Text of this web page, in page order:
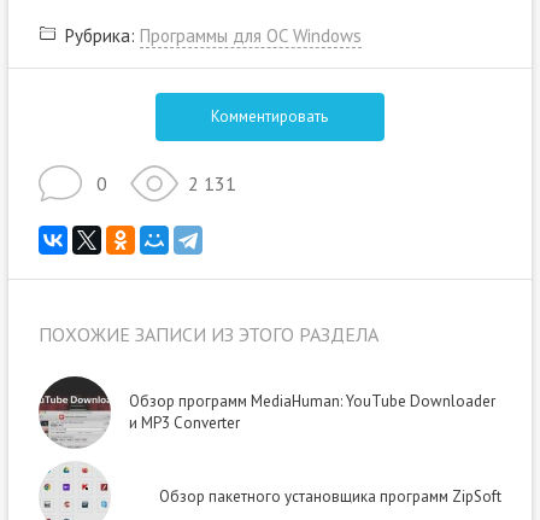
Рубрика: Программы для ОС Windows
Комментировать
0 2 131
ПОХОЖИЕ ЗАПИСИ ИЗ ЭТОГО РАЗДЕЛА
Обзор программ MediaHuman: YouTube Downloader
и MP3 Converter
Обзор пакетного установщика программ ZipSoft